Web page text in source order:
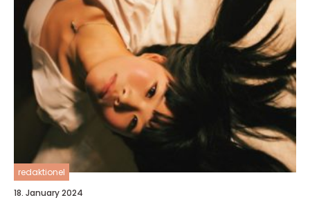
redaktionel
18. January 2024